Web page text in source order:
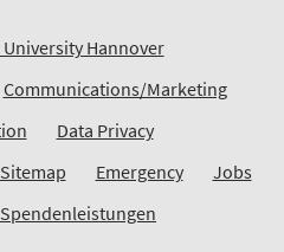
Hannover
Communications/Marketing
Data Privacy
Sitemap Emergency
Jobs